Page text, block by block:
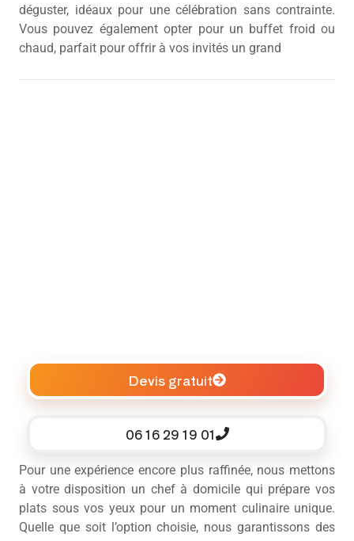
déguster, idéaux pour une célébration sans contrainte.
Vous pouvez également opter pour un buffet froid ou
chaud, parfait pour offrir à vos invités un grand
Devis gratuit
06 16 29 19 01
Pour une expérience encore plus raffinée, nous mettons
à votre disposition un chef à domicile qui prépare vos
plats sous vos yeux pour un moment culinaire unique.
Quelle que soit l’option choisie, nous garantissons des